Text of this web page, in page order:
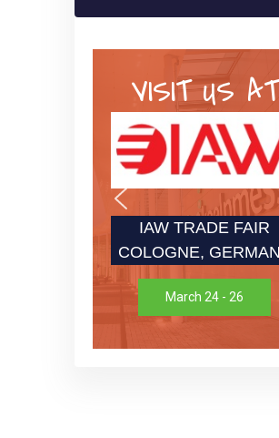
VISIT US AT
IAW TRADE FAIR
COLOGNE,
March 24 - 26